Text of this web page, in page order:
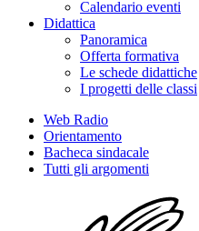
Calendario eventi
Didattica
Panoramica
Offerta formativa
Le schede didattiche
I progetti delle classi
Web Radio
Orientamento
Bacheca sindacale
Tutti gli argomenti